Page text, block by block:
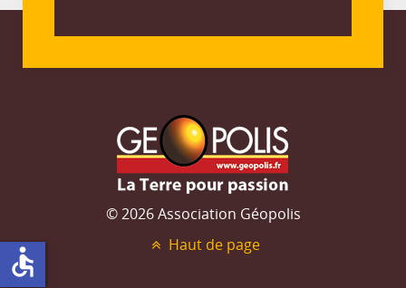
© 2026 Association Géopolis
Haut de page
accessible